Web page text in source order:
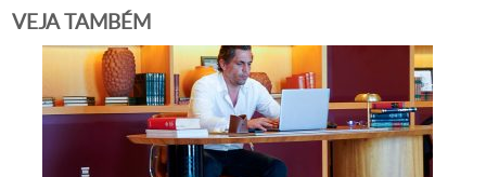
VEJA TAMBÉM